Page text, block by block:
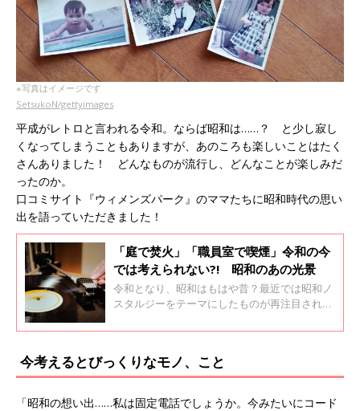
※写真はイメージです
SetsukoN/gettyimages
平成がレトロと言われる令和。ならば昭和は……？ と少し寂し
くなってしまうこともありますが、あのころも楽しいことはたく
さんありました！ どんなものが流行し、どんなことが楽しみだ
ったのか。
口コミサイト『ウィメンズパーク』のママたちに昭和時代の思い
出を語っていただきました！
「庭で焚火」「職員室で喫煙」令和の今
では考えられない?! 昭和のあの光景
令和となり、昭和はもはや昔？最近では昭和ノ
スタルジーをテーマにしたものが再注目されて
世代もいます。そんな昭和時代のことを振り返
いことが満載？今回は口コミサイト『ウィメン
ズパーク』のママたちに昭和の思い出について
聞いてみました。
今考えるとびっくりなモノ、こと
「昭和の想い出……私は固定電話でしょうか。今みたいにコード